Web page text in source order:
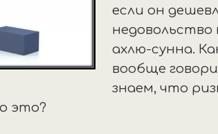
если он
ахлю-сунна.
вообще
знаем, что
это?